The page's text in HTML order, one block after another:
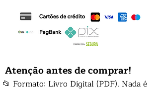
Atenção antes de comprar!
📂 Formato: Livro Digital (PDF). Nada é